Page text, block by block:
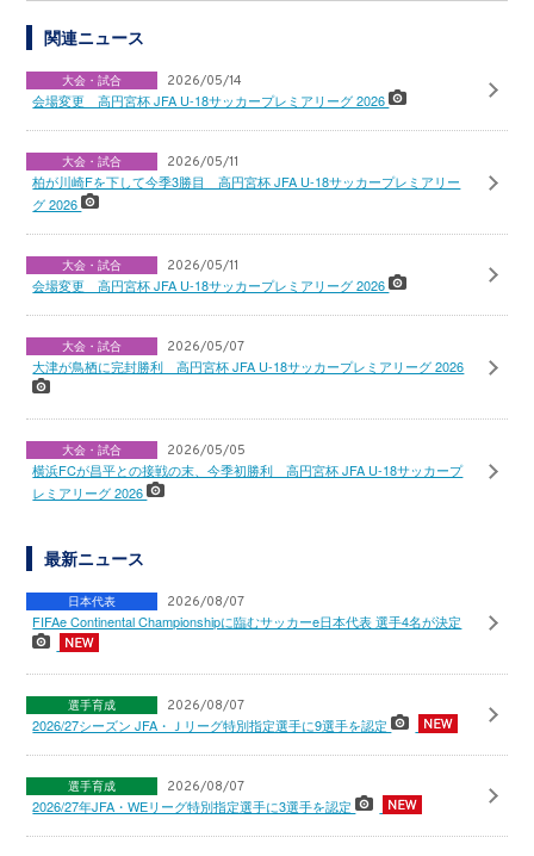
関連ニュース
大会・試合 2026/05/14
会場変更 高円宮杯 JFA U-18サッカープレミアリーグ 2026
大会・試合 2026/05/11
柏が川崎Fを下して今季3勝目 高円宮杯 JFA U-18サッカープレミアリー
グ 2026
大会・試合 2026/05/11
会場変更 高円宮杯 JFA U-18サッカープレミアリーグ 2026
大会・試合 2026/05/07
大津が鳥栖に完封勝利 高円宮杯 JFA U-18サッカープレミアリーグ 2026
大会・試合 2026/05/05
横浜FCが昌平との接戦の末、今季初勝利 高円宮杯 JFA U-18サッカープ
レミアリーグ 2026
最新ニュース
日本代表 2026/08/07
FIFAe Continental Championshipに臨むサッカーe日本代表 選手4名が決定
選手育成 2026/08/07
2026/27シーズン JFA・Ｊリーグ特別指定選手に9選手を認定
選手育成 2026/08/07
2026/27年JFA・WEリーグ特別指定選手に3選手を認定